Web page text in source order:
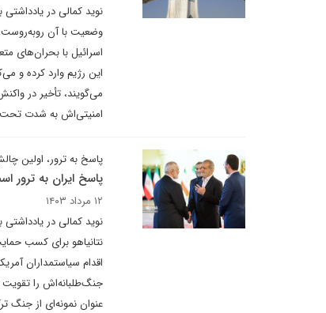
نوید کمالی در
وضعیت با آن
اسرائیل با بحران‌های
این رژیم وارد کرده و
می‌گویند، تأخیر در
امنیتی‌اش به شدت تحت
پاسخ به ترور، اولین
پاسخ ایران به ترور
۱۲ مرداد ۱۴۰۳
نوید کمالی در
نتانیاهو برای کسب
اقدام سیاستمداران
جنگ‌طلبانه‌اش را تقویت
عنوان نمونه‌ای از جنگ